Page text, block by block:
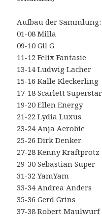
Aufbau der Sammlung:
01-08 Milla
09-10 Gil G
11-12 Felix Fantasie
13-14 Ludwig Lacher
15-16 Kalle Kleckerling
17-18 Scarlett Superstar
19-20 Ellen Energy
21-22 Lydia Luxus
23-24 Anja Aerobic
25-26 Dirk Denker
27-28 Kenny Kraftprotz
29-30 Sebastian Super
31-32 YamYam
33-34 Andrea Anders
35-36 Gerd Grins
37-38 Robert Maulwurf